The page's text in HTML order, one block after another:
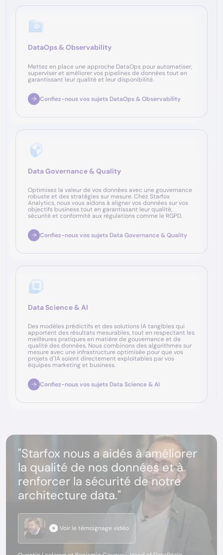
DataOps & Observability
Mettez en place une approche DataOps pour automatiser,
superviser et améliorer vos pipelines de données tout en
garantissant leur qualité et leur disponibilité.
Confiez-nous vos sujets DataOps & Observability
Data Governance & Quality
Optimisez la valeur de vos données avec une gouvernance
robuste et des stratégies sur mesure. Chez Starfox
Analytics, nous vous aidons à aligner vos données sur vos
objectifs business tout en garantissant leur qualité,
sécurité et conformité aux régulations comme le RGPD.
Confiez-nous vos sujets Data Governance & Quality
Data Science & AI
Des modèles prédictifs et des solutions IA tangibles qui
apportent des résultats mesurables, tout en respectant les
meilleures pratiques en matière de gouvernance et de
qualité des données. Nous combinons des algorithmes sur
mesure avec une infrastructure optimisée pour que vos
projets d’IA soient directement exploitables par vos
équipes marketing et business.
Confiez-nous vos sujets Data Science & AI
"Starfox nous a aidés à améliorer
la qualité de nos données et à
renforcer la sécurité de notre
architecture data."
Voir le témoignage vidéo